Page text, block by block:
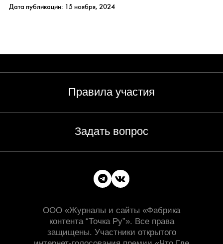
Дата публикации: 15 ноября, 2024
Правила участия
Задать вопрос
ООО «Журналы и сайты «Фабрика
контента “Точка Ру”». Все права
защищены. Участники открытого